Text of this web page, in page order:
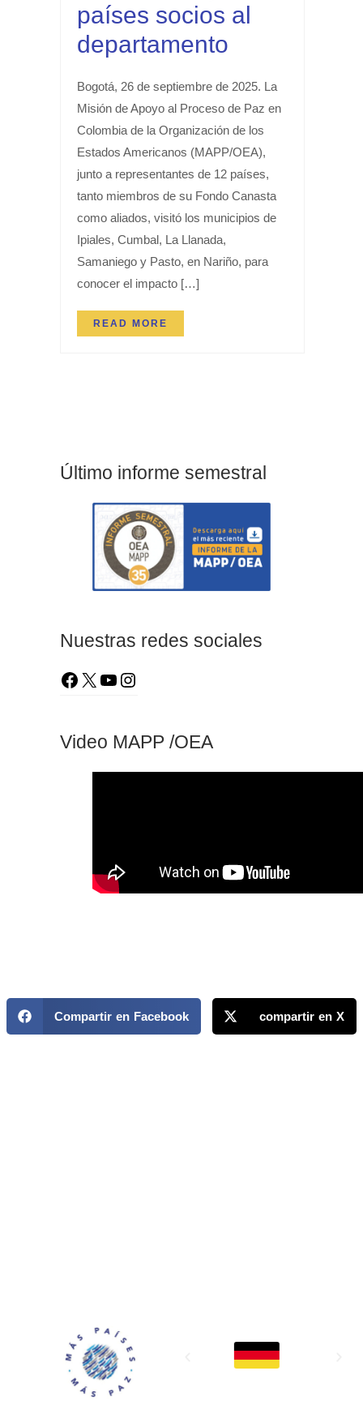
países socios al
departamento
Bogotá, 26 de septiembre de 2025. La
Misión de Apoyo al Proceso de Paz en
Colombia de la Organización de los
Estados Americanos (MAPP/OEA),
junto a representantes de 12 países,
tanto miembros de su Fondo Canasta
como aliados, visitó los municipios de
Ipiales, Cumbal, La Llanada,
Samaniego y Pasto, en Nariño, para
conocer el impacto […]
READ MORE
Último informe semestral
Nuestras redes sociales
Video MAPP /OEA
Compartir en Facebook compartir en X